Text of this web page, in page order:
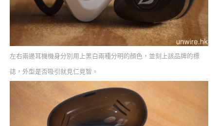
左右兩邊耳機機身分別用上黑白兩種分明的顏色，並刻上該品牌的標
誌，外型是否吸引就見仁見智。